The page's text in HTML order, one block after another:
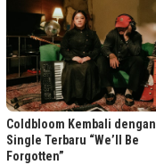
Coldbloom Kembali dengan
Single Terbaru “We’ll Be
Forgotten”